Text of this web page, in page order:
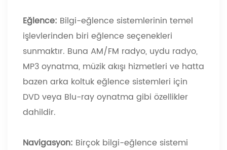
Eğlence: Bilgi-eğlence sistemlerinin temel
işlevlerinden biri eğlence seçenekleri
sunmaktır. Buna AM/FM radyo, uydu radyo,
MP3 oynatma, müzik akışı hizmetleri ve hatta
bazen arka koltuk eğlence sistemleri için
DVD veya Blu-ray oynatma gibi özellikler
dahildir.
Navigasyon: Birçok bilgi-eğlence sistemi